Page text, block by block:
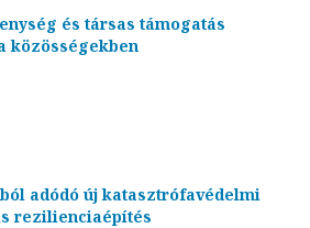
és társas támogatás
közösségekben
adódó új katasztrófavédelmi
rezilienciaépítés